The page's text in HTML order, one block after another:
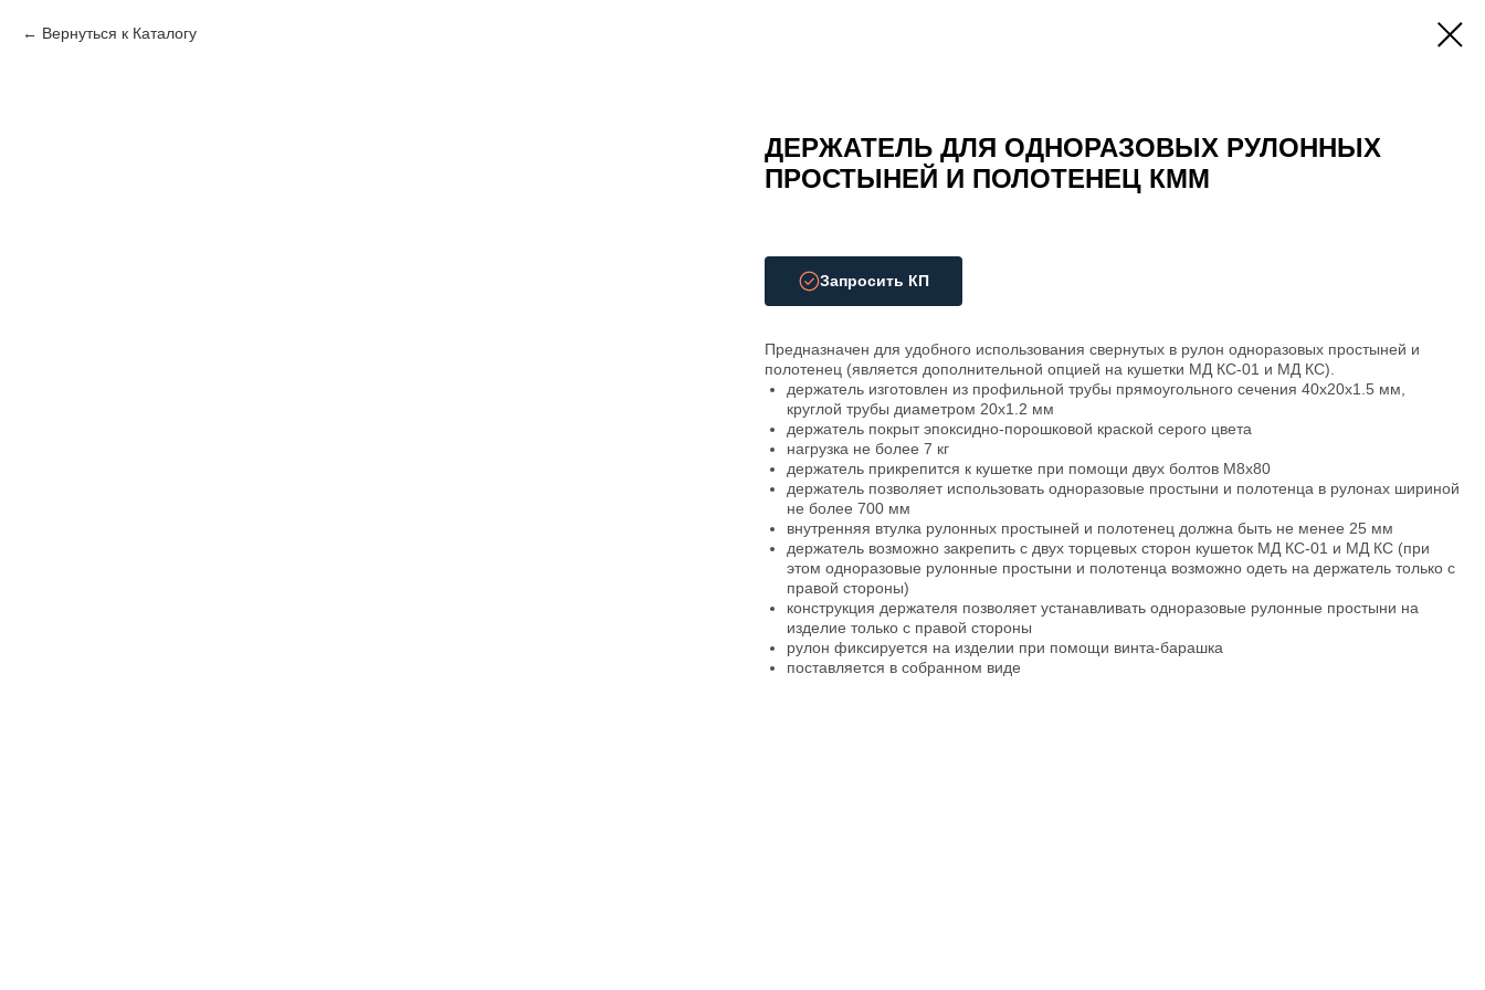
Вернуться к Каталогу
ДЕРЖАТЕЛЬ ДЛЯ ОДНОРАЗОВЫХ РУЛОННЫХ
ПРОСТЫНЕЙ И ПОЛОТЕНЕЦ КММ
Запросить КП
Предназначен для удобного использования свернутых в рулон одноразовых простыней и
полотенец (является дополнительной опцией на кушетки МД КС-01 и МД КС).
держатель изготовлен из профильной трубы прямоугольного сечения 40х20х1.5 мм,
круглой трубы диаметром 20х1.2 мм
держатель покрыт эпоксидно-порошковой краской серого цвета
нагрузка не более 7 кг
держатель прикрепится к кушетке при помощи двух болтов М8х80
держатель позволяет использовать одноразовые простыни и полотенца в рулонах шириной
не более 700 мм
внутренняя втулка рулонных простыней и полотенец должна быть не менее 25 мм
держатель возможно закрепить с двух торцевых сторон кушеток МД КС-01 и МД КС (при
этом одноразовые рулонные простыни и полотенца возможно одеть на держатель только с
правой стороны)
конструкция держателя позволяет устанавливать одноразовые рулонные простыни на
изделие только с правой стороны
рулон фиксируется на изделии при помощи винта-барашка
поставляется в собранном виде